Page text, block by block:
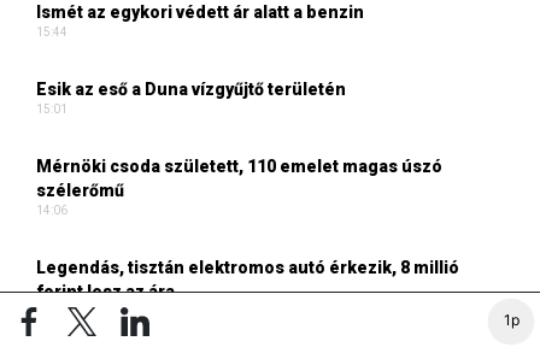
1p
Ismét az egykori védett ár alatt a benzin
15:44
Esik az eső a Duna vízgyűjtő területén
15:01
Mérnöki csoda született, 110 emelet magas úszó
szélerőmű
14:06
Legendás, tisztán elektromos autó érkezik, 8 millió
forint lesz az ára
13:06